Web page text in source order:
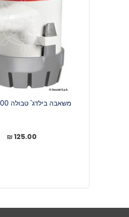
משאבה בילדג' טבולה 500 גלון 12V
125.00 ₪